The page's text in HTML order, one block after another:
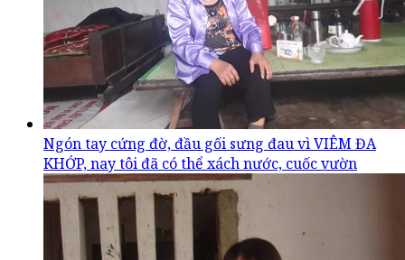
Ngón tay cứng đờ, đầu gối sưng đau vì VIÊM ĐA
KHỚP, nay tôi đã có thể xách nước, cuốc vườn